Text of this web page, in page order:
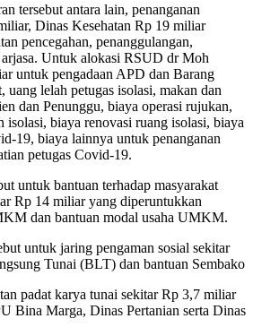
tersebut antara lain, penanganan
Dinas Kesehatan Rp 19 miliar
pencegahan, penanggulangan,
Untuk alokasi RSUD dr Moh
untuk pengadaan APD dan Barang
uang lelah petugas isolasi, makan dan
dan Penunggu, biaya operasi rujukan,
isolasi, biaya renovasi ruang isolasi, biaya
19, biaya lainnya untuk penanganan
petugas Covid-19.
untuk bantuan terhadap masyarakat
Rp 14 miliar yang diperuntukkan
dan bantuan modal usaha UMKM.
untuk jaring pengaman sosial sekitar
Tunai (BLT) dan bantuan Sembako
padat karya tunai sekitar Rp 3,7 miliar
Bina Marga, Dinas Pertanian serta Dinas